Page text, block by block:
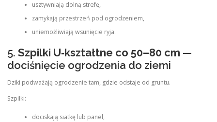
usztywniają dolną strefę,
zamykają przestrzeń pod ogrodzeniem,
uniemożliwiają wsunięcie ryja.
5. Szpilki U‑kształtne co 50–80 cm —
dociśnięcie ogrodzenia do ziemi
Dziki podważają ogrodzenie tam, gdzie odstaje od gruntu.
Szpilki:
dociskają siatkę lub panel,